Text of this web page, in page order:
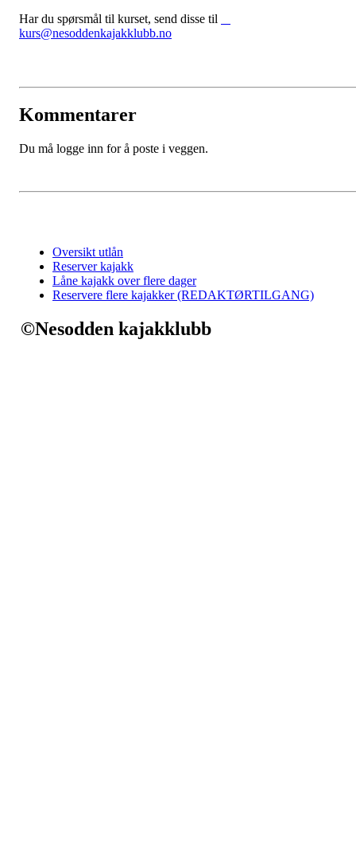
Har du spørsmål til kurset, send disse til
kurs@nesoddenkajakklubb.no
Kommentarer
Du må logge inn for å poste i veggen.
Oversikt utlån
Reserver kajakk
Låne kajakk over flere dager
Reservere flere kajakker (REDAKTØRTILGANG)
©Nesodden kajakklubb